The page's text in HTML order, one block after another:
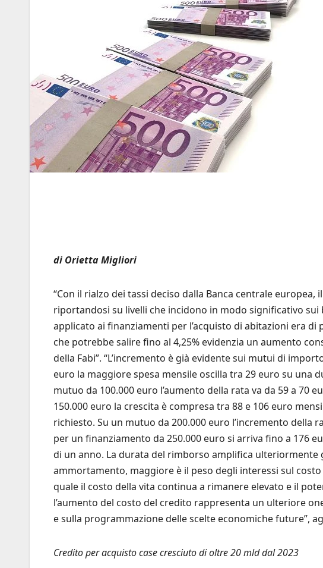
di Orietta Migliori
“Con il rialzo dei tassi deciso dalla Banca centrale
riportandosi su livelli che incidono in modo significativo sui
applicato ai finanziamenti per l’acquisto di abitazioni era
che potrebbe salire fino al 4,25% evidenzia un aumento
della Fabi”. “L’incremento è già evidente sui mutui di
euro la maggiore spesa mensile oscilla tra 29 euro su una
mutuo da 100.000 euro l’aumento della rata va da 59 a 70
150.000 euro la crescita è compresa tra 88 e 106 euro
richiesto. Su un mutuo da 200.000 euro l’incremento della
per un finanziamento da 250.000 euro si arriva fino a 176
di un anno. La durata del rimborso amplifica ulteriormente
ammortamento, maggiore è il peso degli interessi sul
quale il costo della vita continua a rimanere elevato e il
l’aumento del costo del credito rappresenta un ulteriore
e sulla programmazione delle scelte economiche future”,
Credito per acquisto case cresciuto di oltre 20 mld dal 2023